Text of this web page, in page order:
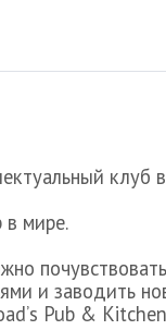
клуб
в мире.
и заводить
’s Pub & Kitchen